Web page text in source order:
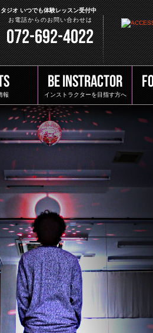
ジオ いつでも体験レッスン受付中
お電話からのお問い合わせは
072-692-4022
報
BE INSTRACTOR
インストラクターを目指す方へ